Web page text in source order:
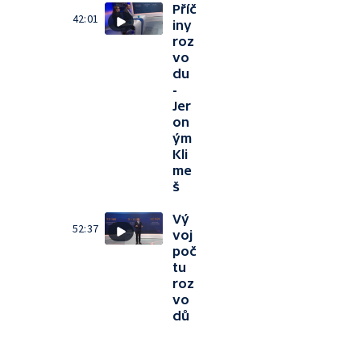
42:01
Příč
iny
roz
vo
du
-
Jer
on
ým
Kli
me
š
52:37
Vý
voj
poč
tu
roz
vo
dů